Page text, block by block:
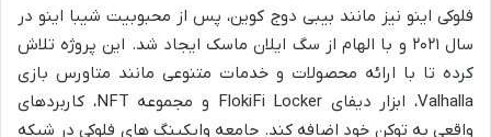
فلوکی اینو نیز مانند بیبی دوج کوین، پس از محبوبیت شیبا اینو در
سال ۲۰۲۱ و با الهام از سگ ایلان ماسک ایجاد شد. این پروژه تلاش
کرده تا با ارائه محصولات و خدمات متنوعی مانند متاورس بازی
Valhalla، ابزار دیفای FlokiFi Locker و مجموعه NFT، کاربردهای
واقعی به توکن خود اضافه کند. جامعه وایکینگ های فلوکی در شبکه